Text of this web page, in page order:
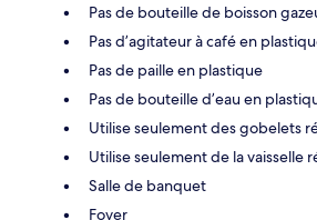
Pas de bouteille de boisson
Pas d’agitateur à café en
Pas de paille en plastique
Pas de bouteille d’eau en
Utilise seulement des gobelets
Utilise seulement de la vaisselle
Salle de banquet
Foyer